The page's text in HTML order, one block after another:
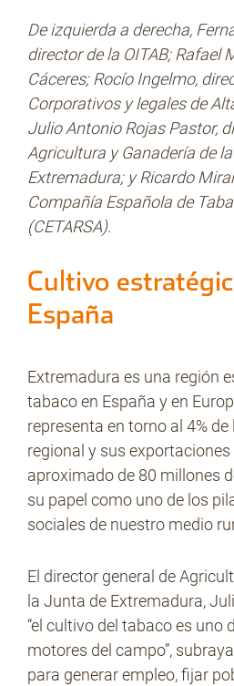
De izquierda a derecha,
director de la OITAB; Rafael
Cáceres; Rocío Ingelmo,
Corporativos y legales de
Julio Antonio Rojas Pastor,
Agricultura y Ganadería de
Extremadura; y Ricardo
Compañía Española de
(CETARSA).
Cultivo
España
Extremadura es una región
tabaco en España y en
representa en torno al 4%
regional y sus
aproximado de 80 millones
su papel como uno de los
sociales de nuestro medio
El director general de
la Junta de Extremadura,
“el cultivo del tabaco es uno
motores del campo”,
para generar empleo, fijar